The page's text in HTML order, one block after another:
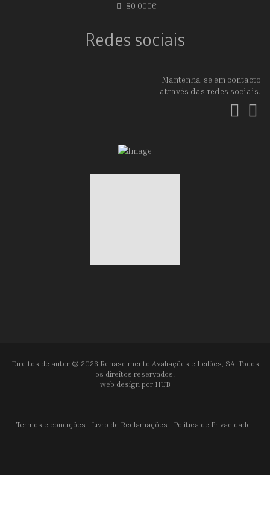
80 000€
Redes sociais
Mantenha-se em contacto
através das redes sociais.
Direitos de autor © 2026 Renascimento Avaliações e Leilões, SA. Todos
os direitos reservados.
web design por HUB
Termos e condições Livro de Reclamações Política de Privacidade